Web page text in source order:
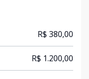
R$ 380,00
R$ 1.200,00